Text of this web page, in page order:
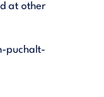
at other
puchalt-